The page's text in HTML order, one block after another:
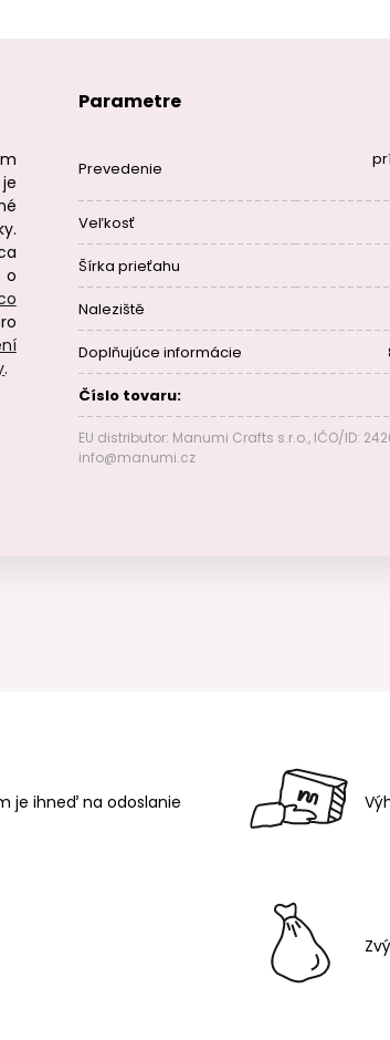
.
Parametre
Prevedenie
Veľkosť
Šírka prieťahu
Naleziště
Doplňujúce informácie
Číslo tovaru:
EU distributor: Manumi Crafts s.r.o., IČO/ID:
info@manumi.cz
je ihneď na odoslanie